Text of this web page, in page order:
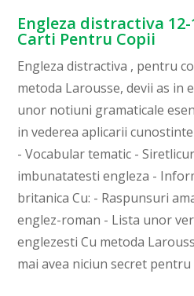
Engleza distractiva
Carti Pentru Copii
Engleza distractiva , pentru
metoda Larousse, devii as in
unor notiuni gramaticale
in vederea aplicarii
- Vocabular tematic -
imbunatatesti engleza -
britanica Cu: - Raspunsuri
englez-roman - Lista unor
englezesti Cu metoda
mai avea niciun secret pentru